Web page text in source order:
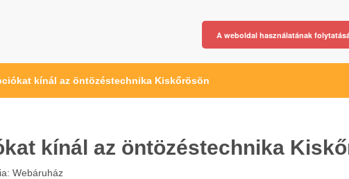
kínál az öntözéstechnika Kiskőrösön
kínál az öntözéstechnika
Webáruház
A weboldal használatának